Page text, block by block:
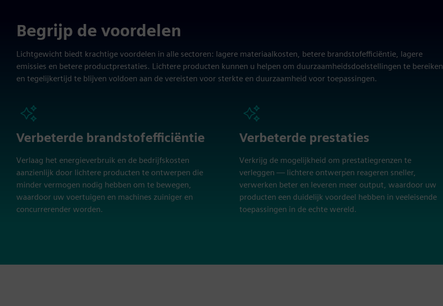
Begrijp de voordelen
Lichtgewicht biedt krachtige voordelen in alle sectoren: lagere materiaalkosten, betere brandstofefficiëntie, lagere
emissies en betere productprestaties. Lichtere producten kunnen u helpen om duurzaamheidsdoelstellingen te bereiken
en tegelijkertijd te blijven voldoen aan de vereisten voor sterkte en duurzaamheid voor toepassingen.
Verbeterde brandstofefficiëntie
Verlaag het energieverbruik en de bedrijfskosten
aanzienlijk door lichtere producten te ontwerpen die
minder vermogen nodig hebben om te bewegen,
waardoor uw voertuigen en machines zuiniger en
concurrerender worden.
Verbeterde prestaties
Verkrijg de mogelijkheid om prestatiegrenzen te
verleggen — lichtere ontwerpen reageren sneller,
verwerken beter en leveren meer output, waardoor uw
producten een duidelijk voordeel hebben in veeleisende
toepassingen in de echte wereld.